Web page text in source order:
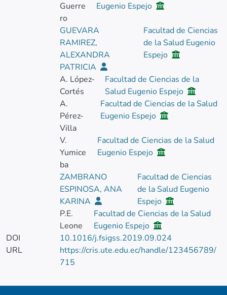
Guerre
ro
Eugenio Espejo
GUEVARA
RAMIREZ,
ALEXANDRA
PATRICIA
Facultad de Ciencias
de la Salud Eugenio
Espejo
A. López-
Cortés
Facultad de Ciencias de la
Salud Eugenio Espejo
A.
Pérez-
Villa
Facultad de Ciencias de la Salud
Eugenio Espejo
V.
Yumice
ba
Facultad de Ciencias de la Salud
Eugenio Espejo
ZAMBRANO
ESPINOSA, ANA
KARINA
Facultad de Ciencias
de la Salud Eugenio
Espejo
P.E.
Leone
Facultad de Ciencias de la Salud
Eugenio Espejo
DOI
10.1016/j.fsigss.2019.09.024
URL
https://cris.ute.edu.ec/handle/123456789/
715